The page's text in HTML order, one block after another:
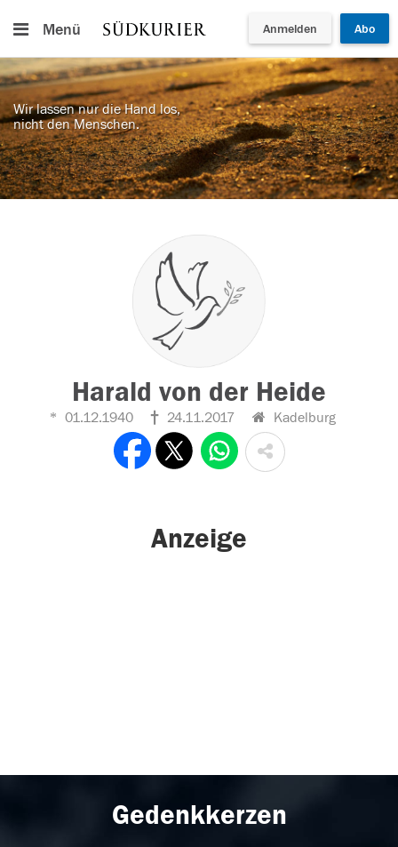
Menü Anmelden Abo
Wir lassen nur die Hand los,
nicht den Menschen.
Harald von der Heide
01.12.1940 24.11.2017 Kadelburg
Anzeige
Gedenkkerzen